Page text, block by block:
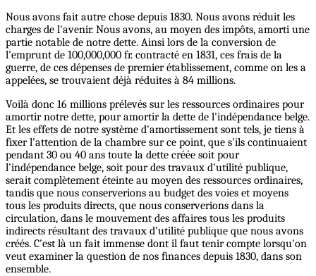
Nous avons fait autre chose depuis 1830. Nous avons réduit les
charges de l'avenir. Nous avons, au moyen des impôts, amorti une
partie notable de notre dette. Ainsi lors de la conversion de
l'emprunt de 100,000,000 fr. contracté en 1831, ces frais de la
guerre, de ces dépenses de premier établissement, comme on les a
appelées, se trouvaient déjà réduites à 84 millions.
Voilà donc 16 millions prélevés sur les ressources ordinaires pour
amortir notre dette, pour amortir la dette de l'indépendance belge.
Et les effets de notre système d'amortissement sont tels, je tiens à
fixer l'attention de la chambre sur ce point, que s'ils continuaient
pendant 30 ou 40 ans toute la dette créée soit pour
l'indépendance belge, soit pour des travaux d'utilité publique,
serait complètement éteinte au moyen des ressources ordinaires,
tandis que nous conserverions au budget des voies et moyens
tous les produits directs, que nous conserverions dans la
circulation, dans le mouvement des affaires tous les produits
indirects résultant des travaux d'utilité publique que nous avons
créés. C'est là un fait immense dont il faut tenir compte lorsqu'on
veut examiner la question de nos finances depuis 1830, dans son
ensemble.